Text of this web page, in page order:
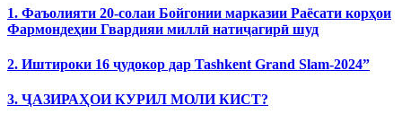
1. Фаъолияти 20-солаи Бойгонии марказии Раёсати корҳои
Фармондеҳии Гвардияи миллӣ натиҷагирӣ шуд
2. Иштироки 16 ҷудокор дар Tashkent Grand Slam-2024”
3. ҶАЗИРАҲОИ КУРИЛ МОЛИ КИСТ?